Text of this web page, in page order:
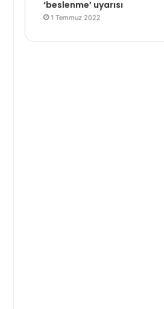
‘beslenme’ uyarısı
1 Temmuz 2022